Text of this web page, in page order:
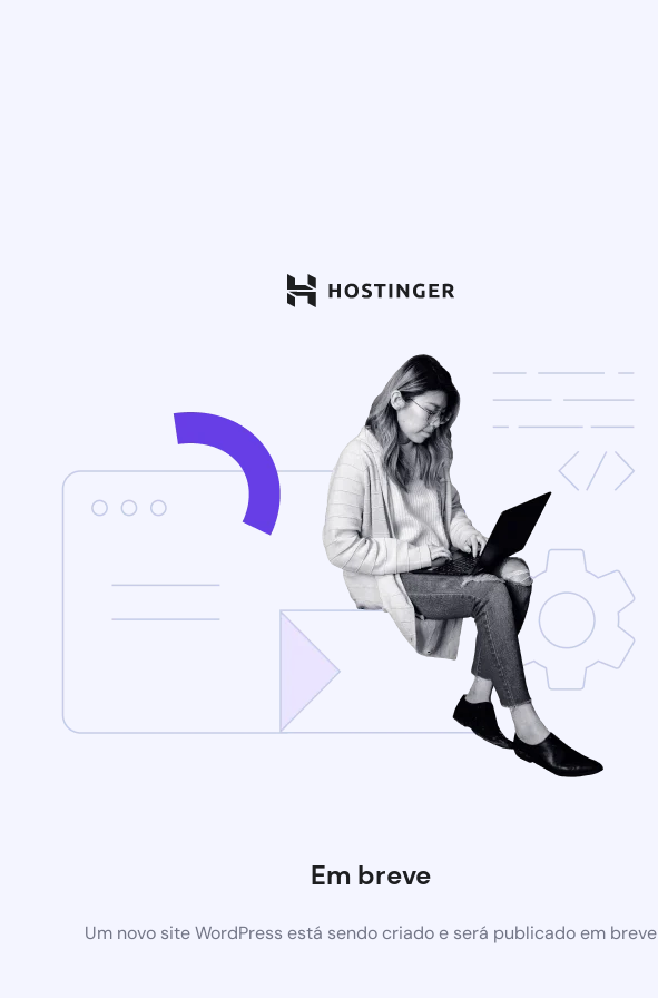
Em breve
Um novo site WordPress está sendo criado e será publicado em breve